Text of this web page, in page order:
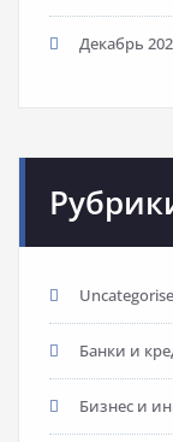
Декабрь
Банки и
Бизнес и